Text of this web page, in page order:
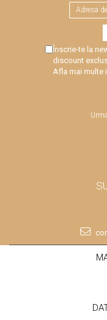
Înscrie-te la
discount
Afla mai multe